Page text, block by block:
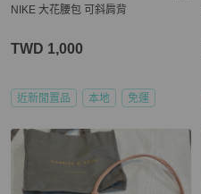
NIKE 大花腰包 可斜肩背
TWD 1,000
近新閒置品 本地 免運